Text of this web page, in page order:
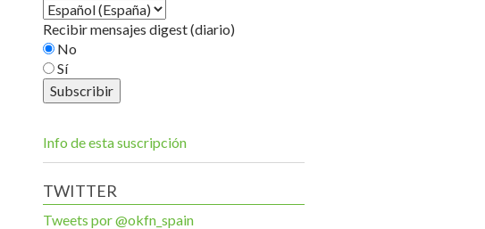
Recibir mensajes digest (diario)
No
Sí
Info de esta suscripción
TWITTER
Tweets por @okfn_spain